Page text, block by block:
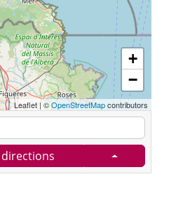
+
−
Leaflet |©OpenStreetMapcontributors